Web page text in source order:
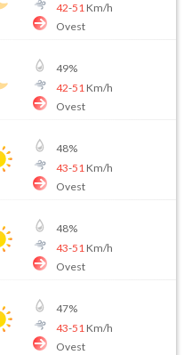
42-51 Km/h
Ovest
49%
42-51 Km/h
Ovest
48%
43-51 Km/h
Ovest
48%
43-51 Km/h
Ovest
47%
43-51 Km/h
Ovest